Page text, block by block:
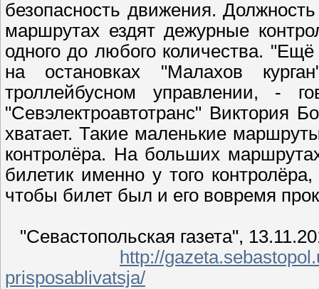
безопасность движения.
маршрутах ездят дежурные
одного до любого количества.
на остановках "Малахов
троллейбусном управлении, -
"Севэлектроавтотранс" Виктория
хватает. Такие маленькие
контролёра. На больших
билетик именно у того
чтобы билет был и его вовремя
"Севастопольская газета",
http://
prisposablivatsja/